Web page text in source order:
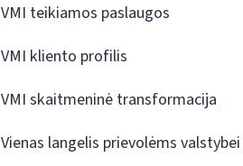
VMI teikiamos paslaugos
VMI kliento profilis
VMI skaitmeninė transformacija
Vienas langelis prievolėms